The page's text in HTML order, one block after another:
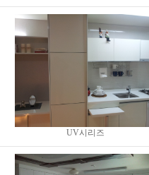
UV시리즈